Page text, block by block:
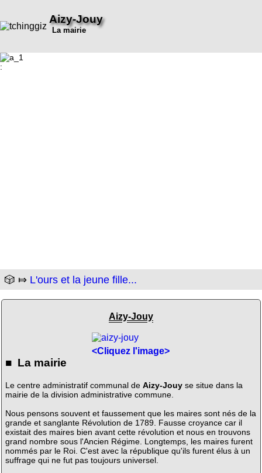
Aizy-Jouy
La mairie
:
🎲 ⤇ L'ours et la jeune fille...
Aizy-Jouy
<Cliquez l'image>
■ La mairie
Le centre administratif communal de Aizy-Jouyse situe dans la
mairie de la division administrative commune.
Nous pensons souvent et faussement que les maires sont nés de la
grande et sanglante Révolution de 1789. Fausse croyance car il
existait des maires bien avant cette révolution et nous en trouvons
grand nombre sous l'Ancien Régime. Longtemps, les maires furent
nommés par le Roi. C'est avec la république qu'ils furent élus à un
suffrage qui ne fut pas toujours universel.